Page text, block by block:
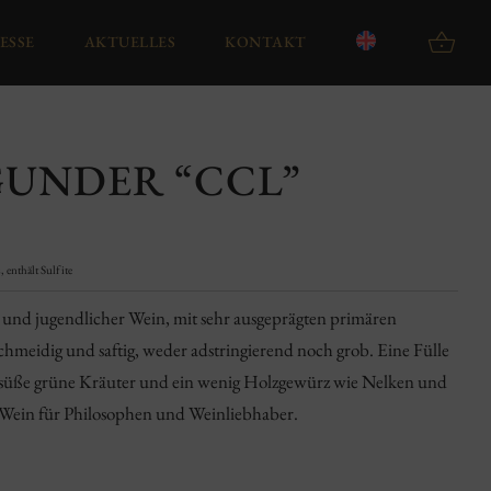
AKTUELLES KONTAKT
“CCL”
enthält Sulfite
jugendlicher Wein, mit sehr ausgeprägten primären
und saftig, weder adstringierend noch grob. Eine Fülle
grüne Kräuter und ein wenig Holzgewürz wie Nelken und
für Philosophen und Weinliebhaber.